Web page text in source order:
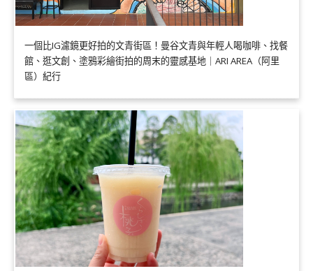
一個比IG濾鏡更好拍的文青街區！曼谷文青與年輕人喝咖啡、找餐
館、逛文創、塗鴉彩繪街拍的周末的靈感基地｜ARI AREA（阿里
區）紀行